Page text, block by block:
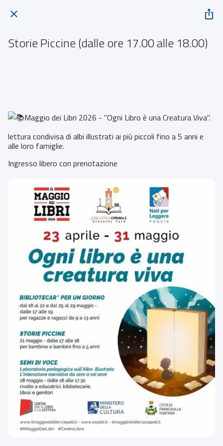
Storie Piccine (dalle ore 17.00 alle 18.00)
Maggio dei Libri 2026 - "Ogni Libro è una Creatura Viva".
lettura condivisa di albi illustrati ai più piccoli fino a 5 anni e
alle loro famiglie.
Ingresso libero con prenotazione